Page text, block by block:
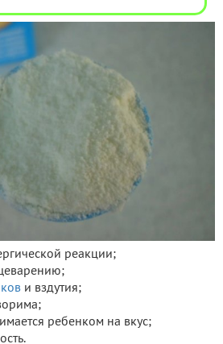
реакции;
и вздутия;
ребенком на вкус;